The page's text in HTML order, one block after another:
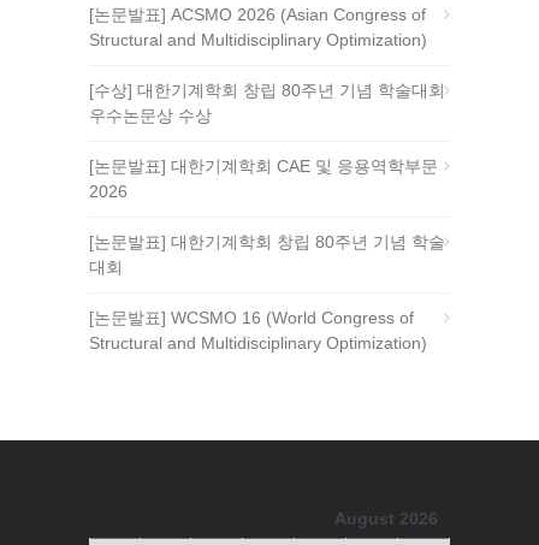
[논문발표] ACSMO 2026 (Asian Congress of
Structural and Multidisciplinary Optimization)
[수상] 대한기계학회 창립 80주년 기념 학술대회
우수논문상 수상
[논문발표] 대한기계학회 CAE 및 응용역학부문
2026
[논문발표] 대한기계학회 창립 80주년 기념 학술
대회
[논문발표] WCSMO 16 (World Congress of
Structural and Multidisciplinary Optimization)
August 2026